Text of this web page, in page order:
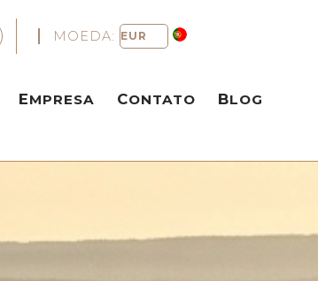
MOEDA:
EMPRESA CONTATO BLOG